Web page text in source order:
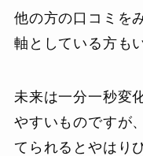
他の方の口コミを
軸としている方も
未来は一分一秒変
やすいものですが
てられるとやはり